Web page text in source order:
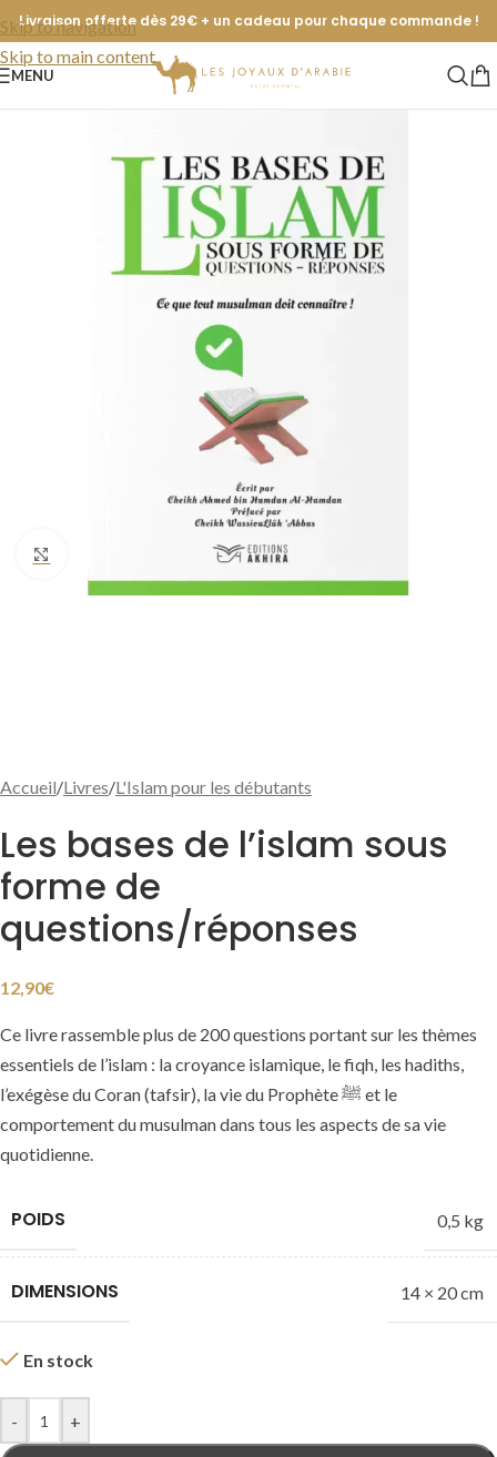
Skip to navigation
Skip to main content
Livraison offerte dès 29€ + un cadeau pour chaque commande !
MENU
Cliquer pour agrandir
Accueil/Livres/L'Islam pour les débutants
Les bases de l’islam sous
forme de
questions/réponses
12,90€
Ce livre rassemble plus de 200 questions portant sur les thèmes
essentiels de l’islam : la croyance islamique, le fiqh, les hadiths,
l’exégèse du Coran (tafsir), la vie du Prophète ﷺ et le
comportement du musulman dans tous les aspects de sa vie
quotidienne.
POIDS 0,5 kg
DIMENSIONS 14 × 20 cm
En stock
- +